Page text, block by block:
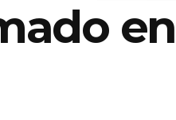
en